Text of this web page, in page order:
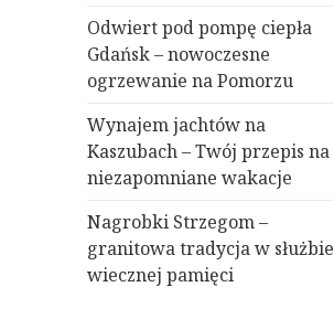
Odwiert pod pompę ciepła
Gdańsk – nowoczesne
ogrzewanie na Pomorzu
Wynajem jachtów na
Kaszubach – Twój przepis na
niezapomniane wakacje
Nagrobki Strzegom –
granitowa tradycja w służbie
wiecznej pamięci